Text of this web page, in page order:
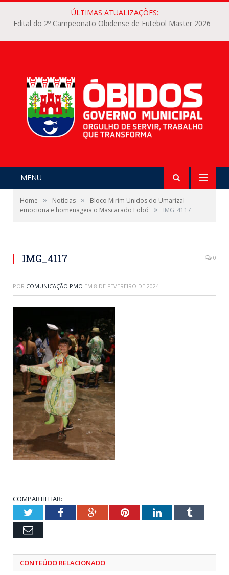
ÚLTIMAS ATUALIZAÇÕES:
Edital do 2º Campeonato Obidense de Futebol Master 2026
MENU
Home » Notícias »
Bloco Mirim Unidos do Umarizal
emociona e homenageia o Mascarado Fobó
» IMG_4117
IMG_4117 0
POR COMUNICAÇÃO PMO EM 8 DE FEVEREIRO DE 2024
COMPARTILHAR:
TwitterFacebookGoogle+PinterestLinkedInTumblr
Email
CONTEÚDO RELACIONADO